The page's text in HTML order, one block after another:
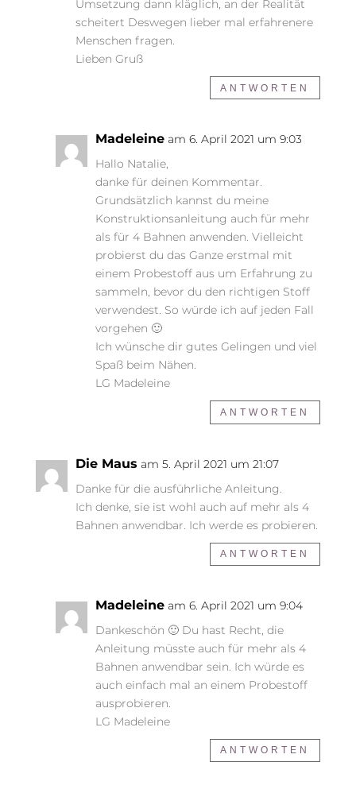
Umsetzung dann kläglich, an der Realität
scheitert Deswegen lieber mal erfahrenere
Menschen fragen.
Lieben Gruß
ANTWORTEN
Madeleine am 6. April 2021 um 9:03
Hallo Natalie,
danke für deinen Kommentar.
Grundsätzlich kannst du meine
Konstruktionsanleitung auch für mehr
als für 4 Bahnen anwenden. Vielleicht
probierst du das Ganze erstmal mit
einem Probestoff aus um Erfahrung zu
sammeln, bevor du den richtigen Stoff
verwendest. So würde ich auf jeden Fall
vorgehen 🙂
Ich wünsche dir gutes Gelingen und viel
Spaß beim Nähen.
LG Madeleine
ANTWORTEN
Die Maus am 5. April 2021 um 21:07
Danke für die ausführliche Anleitung.
Ich denke, sie ist wohl auch auf mehr als 4
Bahnen anwendbar. Ich werde es probieren.
ANTWORTEN
Madeleine am 6. April 2021 um 9:04
Dankeschön 🙂 Du hast Recht, die
Anleitung müsste auch für mehr als 4
Bahnen anwendbar sein. Ich würde es
auch einfach mal an einem Probestoff
ausprobieren.
LG Madeleine
ANTWORTEN